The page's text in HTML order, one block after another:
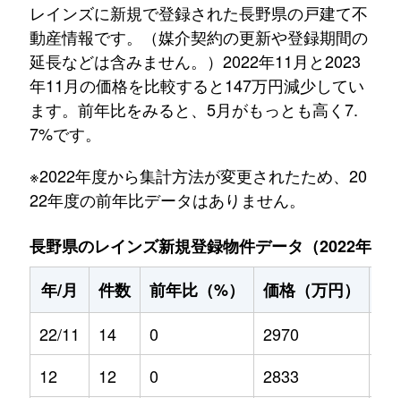
レインズに新規で登録された長野県の戸建て不
動産情報です。（媒介契約の更新や登録期間の
延長などは含みません。）2022年11月と2023
年11月の価格を比較すると147万円減少してい
ます。前年比をみると、5月がもっとも高く7.
7%です。
※2022年度から集計方法が変更されたため、20
22年度の前年比データはありません。
長野県のレインズ新規登録物件データ（2022年11
年/月
件数 前年比（%） 価格（万円）
22/11
14 0 2970
12
12 0 2833